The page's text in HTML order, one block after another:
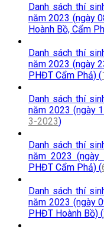
Danh sách thí
năm 2023 (ngày
Hoành Bồ, Cẩm
Danh sách thí
năm 2023 (ngày
PHĐT Cẩm Phả) (
Danh sách thí
năm 2023 (ngày
3-2023)
Danh sách thí
năm 2023
PHĐT Cẩm Phả) (
Danh sách thí
năm 2023 (ngày
PHĐT Hoành Bồ) (